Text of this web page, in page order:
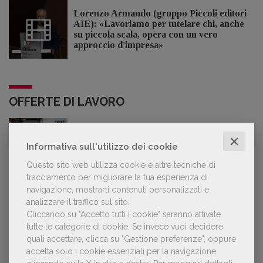
Informativa sull'utilizzo dei cookie ✕
Questo sito web utilizza cookie e altre tecniche di
tracciamento per migliorare la tua esperienza di
navigazione, mostrarti contenuti personalizzati e
analizzare il traffico sul sito.
Cliccando su "Accetto tutti i cookie" saranno attivate
tutte le categorie di cookie. Se invece vuoi decidere
quali accettare, clicca su "Gestione preferenze", oppure
accetta solo i cookie essenziali per la navigazione
Lorenzo Armando (gruppo Piccoli editori
AIE): «Lavoriamo per tutelare chi, anche
su piccola scala, opera con un vero
approccio d'impresa»
OFFERTE DI LAVORO
Lavoro: 7 posizioni aperte e 9 stage in
editoria
LE PIÙ LETTE
Con Nolan l’Odissea torna al cinema e cresce in